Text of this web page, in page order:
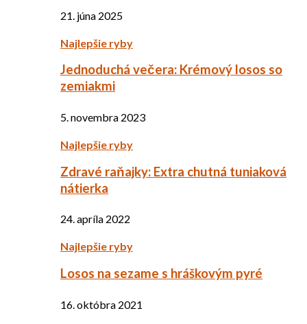
21. júna 2025
Najlepšie ryby
Jednoduchá večera: Krémový losos so
zemiakmi
5. novembra 2023
Najlepšie ryby
Zdravé raňajky: Extra chutná tuniaková
nátierka
24. apríla 2022
Najlepšie ryby
Losos na sezame s hráškovým pyré
16. októbra 2021